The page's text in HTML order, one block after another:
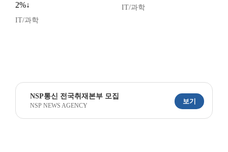
2%↓
IT/과학
IT/과학
NSP통신 전국취재본부 모집
NSP NEWS AGENCY
보기